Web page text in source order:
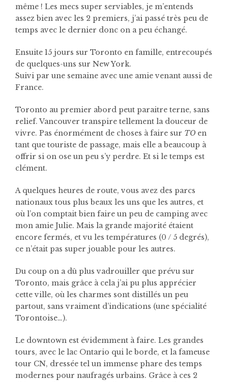
même ! Les mecs super serviables, je m’entends
assez bien avec les 2 premiers, j’ai passé très peu de
temps avec le dernier donc on a peu échangé.
Ensuite 15 jours sur Toronto en famille, entrecoupés
de quelques-uns sur New York.
Suivi par une semaine avec une amie venant aussi de
France.
Toronto au premier abord peut paraitre terne, sans
relief. Vancouver transpire tellement la douceur de
vivre. Pas énormément de choses à faire sur TO en
tant que touriste de passage, mais elle a beaucoup à
offrir si on ose un peu s’y perdre. Et si le temps est
clément.
A quelques heures de route, vous avez des parcs
nationaux tous plus beaux les uns que les autres, et
où l’on comptait bien faire un peu de camping avec
mon amie Julie. Mais la grande majorité étaient
encore fermés, et vu les températures (0 / 5 degrés),
ce n’était pas super jouable pour les autres.
Du coup on a dû plus vadrouiller que prévu sur
Toronto, mais grâce à cela j’ai pu plus apprécier
cette ville, où les charmes sont distillés un peu
partout, sans vraiment d’indications (une spécialité
Torontoise…).
Le downtown est évidemment à faire. Les grandes
tours, avec le lac Ontario qui le borde, et la fameuse
tour CN, dressée tel un immense phare des temps
modernes pour naufragés urbains. Grâce à ces 2